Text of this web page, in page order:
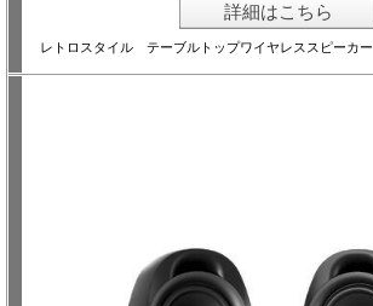
詳細はこちら
レトロスタイル テーブルトップワイヤレススピーカー